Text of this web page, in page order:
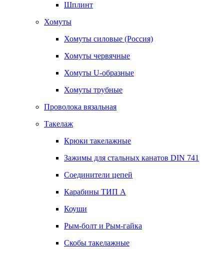
Шплинт
Хомуты
Хомуты силовые (Россия)
Хомуты червячные
Хомуты U-образные
Хомуты трубные
Проволока вязальная
Такелаж
Крюки такелажные
Зажимы для стальных канатов DIN 741
Соединители цепей
Карабины ТИП А
Коуши
Рым-болт и Рым-гайка
Скобы такелажные